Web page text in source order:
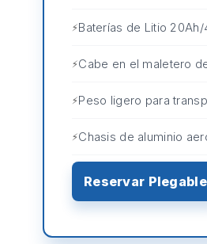
Baterías de Litio 20Ah/
Cabe en el maletero
Peso ligero para
Chasis de aluminio
Reservar Plegable